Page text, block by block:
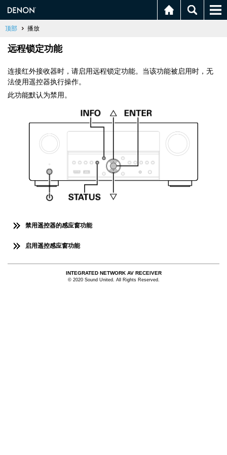
顶部 播放
远程锁定功能
连接红外接收器时，请启用远程锁定功能。当该功能被启用时，无
法使用遥控器执行操作。
此功能默认为禁用。
禁用遥控器的感应窗功能
启用遥控感应窗功能
INTEGRATED NETWORK AV RECEIVER
© 2020 Sound United. All Rights Reserved.